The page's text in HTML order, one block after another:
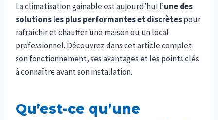
La climatisation gainable est aujourd’huil’une des
solutions les plus performantes et discrètespour
rafraîchir et chauffer une maison ou un local
professionnel. Découvrez dans cet article complet
son fonctionnement, ses avantages et les points clés
à connaître avant son installation.
Qu’est-ce qu’une